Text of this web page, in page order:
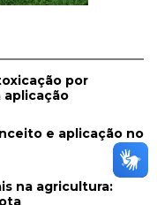
por
aplicação
e aplicação no
na agricultura: